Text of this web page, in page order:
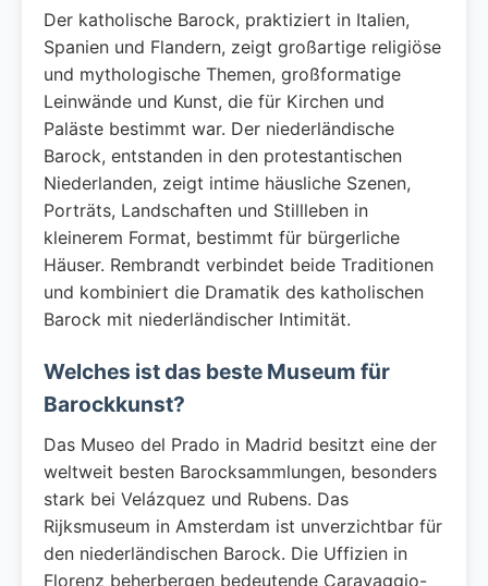
Der katholische Barock, praktiziert in Italien,
Spanien und Flandern, zeigt großartige religiöse
und mythologische Themen, großformatige
Leinwände und Kunst, die für Kirchen und
Paläste bestimmt war. Der niederländische
Barock, entstanden in den protestantischen
Niederlanden, zeigt intime häusliche Szenen,
Porträts, Landschaften und Stillleben in
kleinerem Format, bestimmt für bürgerliche
Häuser. Rembrandt verbindet beide Traditionen
und kombiniert die Dramatik des katholischen
Barock mit niederländischer Intimität.
Welches ist das beste Museum für
Barockkunst?
Das Museo del Prado in Madrid besitzt eine der
weltweit besten Barocksammlungen, besonders
stark bei Velázquez und Rubens. Das
Rijksmuseum in Amsterdam ist unverzichtbar für
den niederländischen Barock. Die Uffizien in
Florenz beherbergen bedeutende Caravaggio-